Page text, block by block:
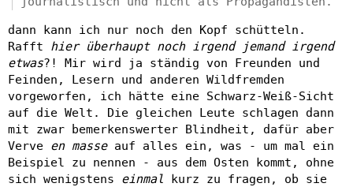
dann kann ich nur noch den Kopf schütteln.
Rafft hier überhaupt noch irgend jemand irgend
etwas?! Mir wird ja ständig von Freunden und
Feinden, Lesern und anderen Wildfremden
vorgeworfen, ich hätte eine Schwarz-Weiß-Sicht
auf die Welt. Die gleichen Leute schlagen dann
mit zwar bemerkenswerter Blindheit, dafür aber
Verve en masseauf alles ein, was - um mal ein
Beispiel zu nennen - aus dem Osten kommt, ohne
sich wenigstens einmal kurz zu fragen, ob sie